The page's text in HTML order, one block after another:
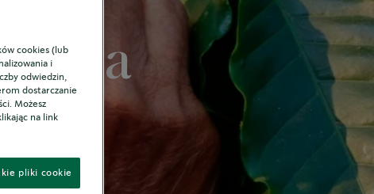
cookies (lub
i
odwiedzin,
dostarczanie
Możesz
na link
pliki cookie